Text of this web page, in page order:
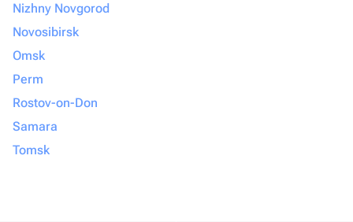
Nizhny Novgorod
Novosibirsk
Omsk
Perm
Rostov-on-Don
Samara
Tomsk